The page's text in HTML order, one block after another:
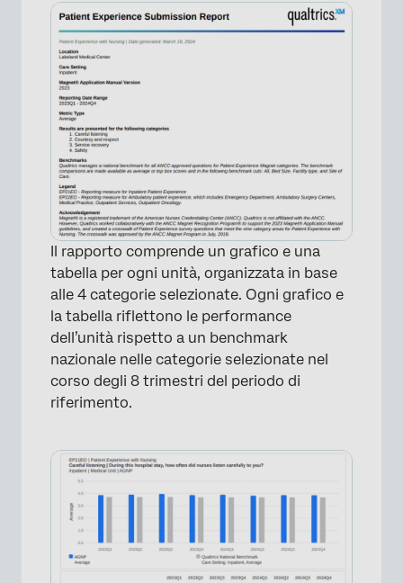
Il rapporto comprende un grafico e una
tabella per ogni unità, organizzata in base
alle 4 categorie selezionate. Ogni grafico e
la tabella riflettono le performance
dell’unità rispetto a un benchmark
nazionale nelle categorie selezionate nel
corso degli 8 trimestri del periodo di
riferimento.